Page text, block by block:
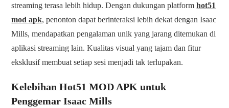
streaming terasa lebih hidup. Dengan dukungan platformhot51
mod apk, penonton dapat berinteraksi lebih dekat dengan Isaac
Mills, mendapatkan pengalaman unik yang jarang ditemukan di
aplikasi streaming lain. Kualitas visual yang tajam dan fitur
eksklusif membuat setiap sesi menjadi tak terlupakan.
Kelebihan Hot51 MOD APK untuk
Penggemar Isaac Mills